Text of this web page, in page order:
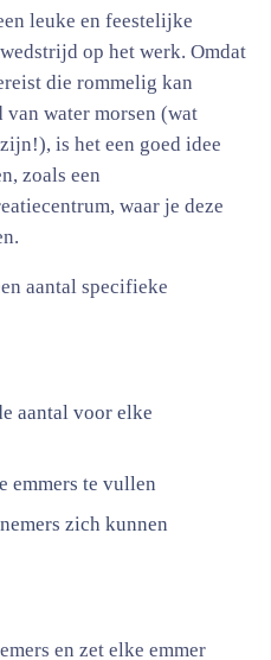
leuke en feestelijke
op het werk. Omdat
die rommelig kan
water morsen (wat
is het een goed idee
zoals een
waar je deze
aantal specifieke
aantal voor elke
emmers te vullen
zich kunnen
en zet elke emmer